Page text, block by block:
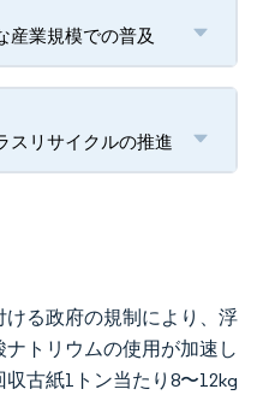
産業規模での普及
スリサイクルの推進
る政府の規制により、浮
トリウムの使用が加速し
古紙1トン当たり8〜12kg